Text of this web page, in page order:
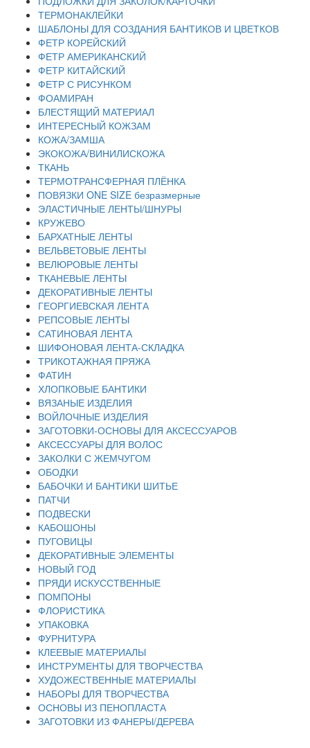
ТЕРМОНАКЛЕЙКИ
ШАБЛОНЫ ДЛЯ СОЗДАНИЯ БАНТИКОВ И ЦВЕТКОВ
ФЕТР КОРЕЙСКИЙ
ФЕТР АМЕРИКАНСКИЙ
ФЕТР КИТАЙСКИЙ
ФЕТР С РИСУНКОМ
ФОАМИРАН
БЛЕСТЯЩИЙ МАТЕРИАЛ
ИНТЕРЕСНЫЙ КОЖЗАМ
КОЖА/ЗАМША
ЭКОКОЖА/ВИНИЛИСКОЖА
ТКАНЬ
ТЕРМОТРАНСФЕРНАЯ ПЛЁНКА
ПОВЯЗКИ ONE SIZE безразмерные
ЭЛАСТИЧНЫЕ ЛЕНТЫ/ШНУРЫ
КРУЖЕВО
БАРХАТНЫЕ ЛЕНТЫ
ВЕЛЬВЕТОВЫЕ ЛЕНТЫ
ВЕЛЮРОВЫЕ ЛЕНТЫ
ТКАНЕВЫЕ ЛЕНТЫ
ДЕКОРАТИВНЫЕ ЛЕНТЫ
ГЕОРГИЕВСКАЯ ЛЕНТА
РЕПСОВЫЕ ЛЕНТЫ
САТИНОВАЯ ЛЕНТА
ШИФОНОВАЯ ЛЕНТА-СКЛАДКА
ТРИКОТАЖНАЯ ПРЯЖА
ФАТИН
ХЛОПКОВЫЕ БАНТИКИ
ВЯЗАНЫЕ ИЗДЕЛИЯ
ВОЙЛОЧНЫЕ ИЗДЕЛИЯ
ЗАГОТОВКИ-ОСНОВЫ ДЛЯ АКСЕССУАРОВ
АКСЕССУАРЫ ДЛЯ ВОЛОС
ЗАКОЛКИ С ЖЕМЧУГОМ
ОБОДКИ
БАБОЧКИ И БАНТИКИ ШИТЬЕ
ПАТЧИ
ПОДВЕСКИ
КАБОШОНЫ
ПУГОВИЦЫ
ДЕКОРАТИВНЫЕ ЭЛЕМЕНТЫ
НОВЫЙ ГОД
ПРЯДИ ИСКУССТВЕННЫЕ
ПОМПОНЫ
ФЛОРИСТИКА
УПАКОВКА
ФУРНИТУРА
КЛЕЕВЫЕ МАТЕРИАЛЫ
ИНСТРУМЕНТЫ ДЛЯ ТВОРЧЕСТВА
ХУДОЖЕСТВЕННЫЕ МАТЕРИАЛЫ
НАБОРЫ ДЛЯ ТВОРЧЕСТВА
ОСНОВЫ ИЗ ПЕНОПЛАСТА
ЗАГОТОВКИ ИЗ ФАНЕРЫ/ДЕРЕВА